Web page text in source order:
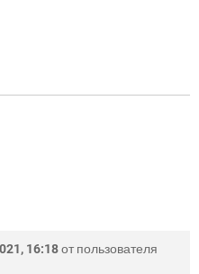
16:18от пользователя